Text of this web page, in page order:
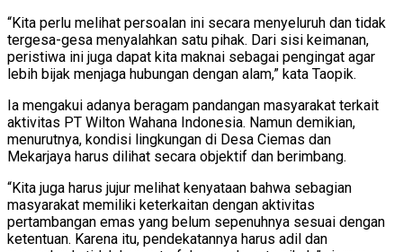
“Kita perlu melihat persoalan ini secara menyeluruh dan tidak
tergesa-gesa menyalahkan satu pihak. Dari sisi keimanan,
peristiwa ini juga dapat kita maknai sebagai pengingat agar
lebih bijak menjaga hubungan dengan alam,” kata Taopik.
Ia mengakui adanya beragam pandangan masyarakat terkait
aktivitas PT Wilton Wahana Indonesia. Namun demikian,
menurutnya, kondisi lingkungan di Desa Ciemas dan
Mekarjaya harus dilihat secara objektif dan berimbang.
“Kita juga harus jujur melihat kenyataan bahwa sebagian
masyarakat memiliki keterkaitan dengan aktivitas
pertambangan emas yang belum sepenuhnya sesuai dengan
ketentuan. Karena itu, pendekatannya harus adil dan